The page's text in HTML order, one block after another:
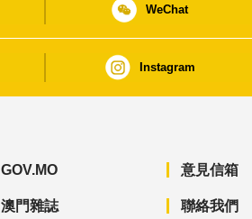
WeChat
Instagram
GOV.MO
澳門雜誌
意見信箱
聯絡我們